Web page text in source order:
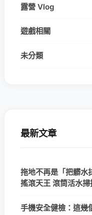
露營 Vlog
遊戲相關
未分類
最新文章
拖地不再是「把髒
搖滾天王 滾筒活水
手機安全健檢：這幾